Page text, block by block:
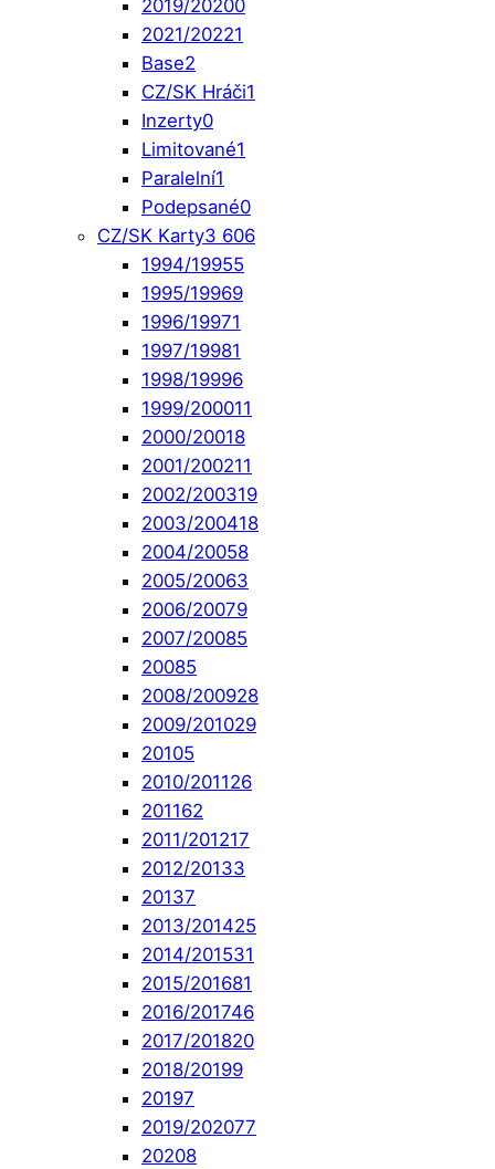
2019/20200
2021/20221
Base2
CZ/SK Hráči1
Inzerty0
Limitované1
Paralelní1
Podepsané0
CZ/SK Karty3 606
1994/19955
1995/19969
1996/19971
1997/19981
1998/19996
1999/200011
2000/20018
2001/200211
2002/200319
2003/200418
2004/20058
2005/20063
2006/20079
2007/20085
20085
2008/200928
2009/201029
20105
2010/201126
201162
2011/201217
2012/20133
20137
2013/201425
2014/201531
2015/201681
2016/201746
2017/201820
2018/20199
20197
2019/202077
20208